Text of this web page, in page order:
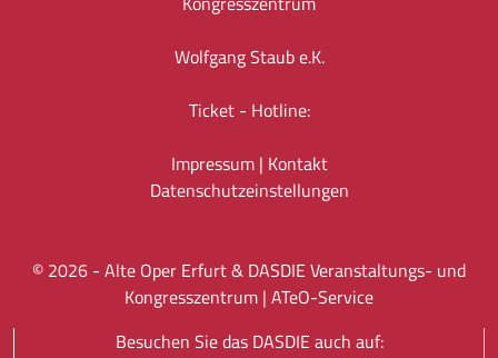
Wolfgang Staub e.K.
Ticket - Hotline:
Impressum| Kontakt
Datenschutz­einstellungen
© 2026 - Alte Oper Erfurt & DASDIE Veranstaltungs- und
Kongresszentrum | ATeO-Service
Besuchen Sie das DASDIE auch auf: